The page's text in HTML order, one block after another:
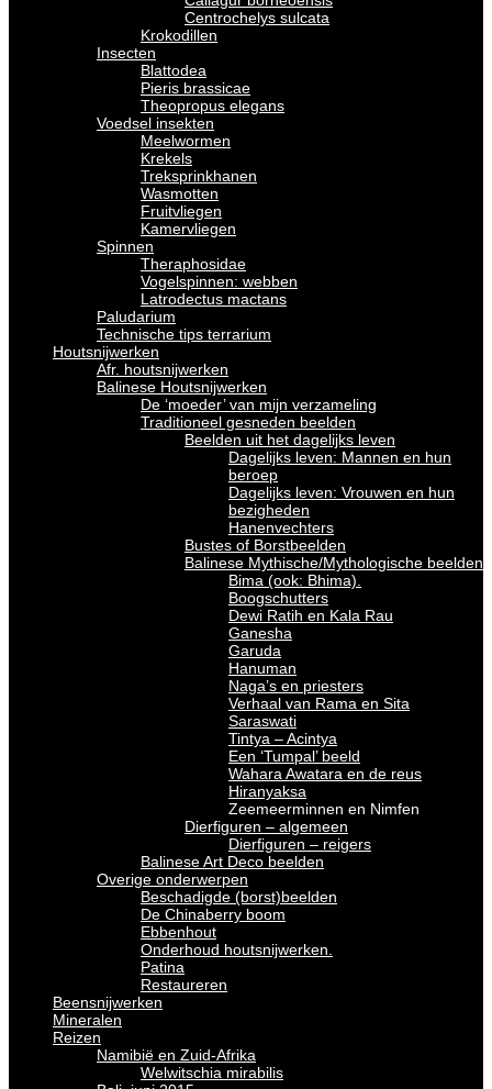
Centrochelys sulcata
Krokodillen
Insecten
Blattodea
Pieris brassicae
Theopropus elegans
Voedsel insekten
Meelwormen
Krekels
Treksprinkhanen
Wasmotten
Fruitvliegen
Kamervliegen
Spinnen
Theraphosidae
Vogelspinnen: webben
Latrodectus mactans
Paludarium
Technische tips terrarium
Houtsnijwerken
Afr. houtsnijwerken
Balinese Houtsnijwerken
De ‘moeder’ van mijn verzameling
Traditioneel gesneden beelden
Beelden uit het dagelijks leven
Dagelijks leven: Mannen en hun
beroep
Dagelijks leven: Vrouwen en hun
bezigheden
Hanenvechters
Bustes of Borstbeelden
Balinese Mythische/Mythologische beelden
Bima (ook: Bhima).
Boogschutters
Dewi Ratih en Kala Rau
Ganesha
Garuda
Hanuman
Naga’s en priesters
Verhaal van Rama en Sita
Saraswati
Tintya – Acintya
Een ‘Tumpal’ beeld
Wahara Awatara en de reus
Hiranyaksa
Zeemeerminnen en Nimfen
Dierfiguren – algemeen
Dierfiguren – reigers
Balinese Art Deco beelden
Overige onderwerpen
Beschadigde (borst)beelden
De Chinaberry boom
Ebbenhout
Onderhoud houtsnijwerken.
Patina
Restaureren
Beensnijwerken
Mineralen
Reizen
Namibië en Zuid-Afrika
Welwitschia mirabilis